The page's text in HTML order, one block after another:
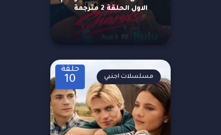
الاول الحلقة 2 مترجمة
حلقة
10 مسلسلات اجنبي